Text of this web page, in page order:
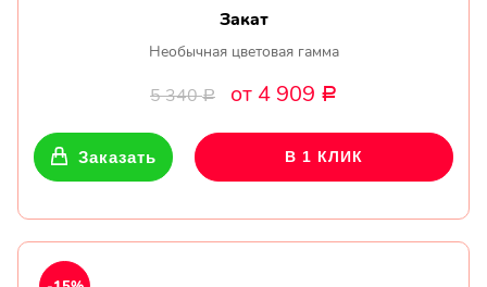
Закат
Необычная цветовая гамма
5 340Р от 4 909 Р
Заказать В 1 КЛИК